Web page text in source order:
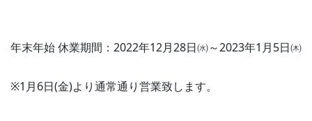
年末年始 休業期間：2022年12月28日㈬～2023年1月5日㈭
※1月6日(金)より通常通り営業致します。